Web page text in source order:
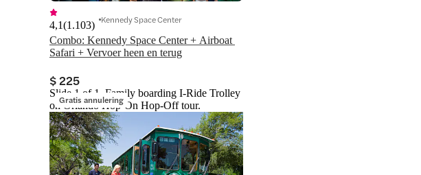
Combo: Kennedy Space Center + Airboat
Safari + Vervoer heen en terug
4,1(1.103) Kennedy Space Center
$ 225
Gratis annulering
Slide 1 of 1, Family boarding I-Ride Trolley
on Orlando Hop-On Hop-Off tour.